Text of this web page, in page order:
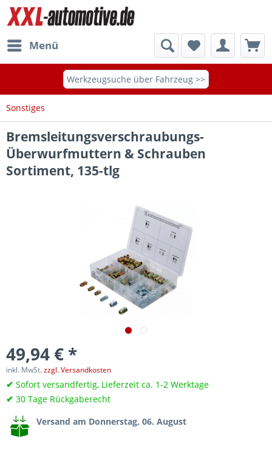
Menü
Werkzeugsuche über Fahrzeug >>
Sonstiges
Bremsleitungsverschraubungs-
Überwurfmuttern & Schrauben
Sortiment, 135-tlg
49,94 € *
inkl. MwSt.zzgl. Versandkosten
✔ Sofort versandfertig, Lieferzeit ca. 1-2 Werktage
✔ 30 Tage Rückgaberecht
Versand am Donnerstag, 06. August